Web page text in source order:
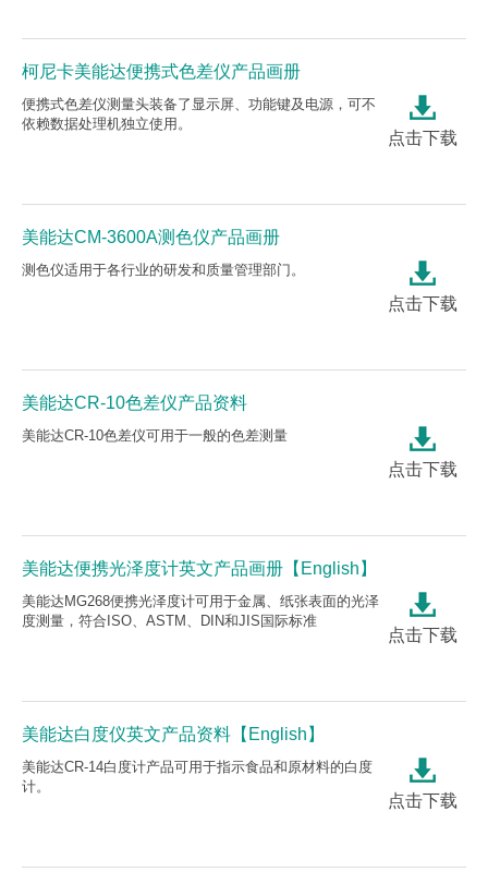
柯尼卡美能达便携式色差仪产品画册
点击下载
便携式色差仪测量头装备了显示屏、功能键及电源，可不
依赖数据处理机独立使用。
美能达CM-3600A测色仪产品画册
点击下载
测色仪适用于各行业的研发和质量管理部门。
美能达CR-10色差仪产品资料
点击下载
美能达CR-10色差仪可用于一般的色差测量
美能达便携光泽度计英文产品画册【English】
点击下载
美能达MG268便携光泽度计可用于金属、纸张表面的光泽
度测量，符合ISO、ASTM、DIN和JIS国际标准
美能达白度仪英文产品资料【English】
点击下载
美能达CR-14白度计产品可用于指示食品和原材料的白度
计。